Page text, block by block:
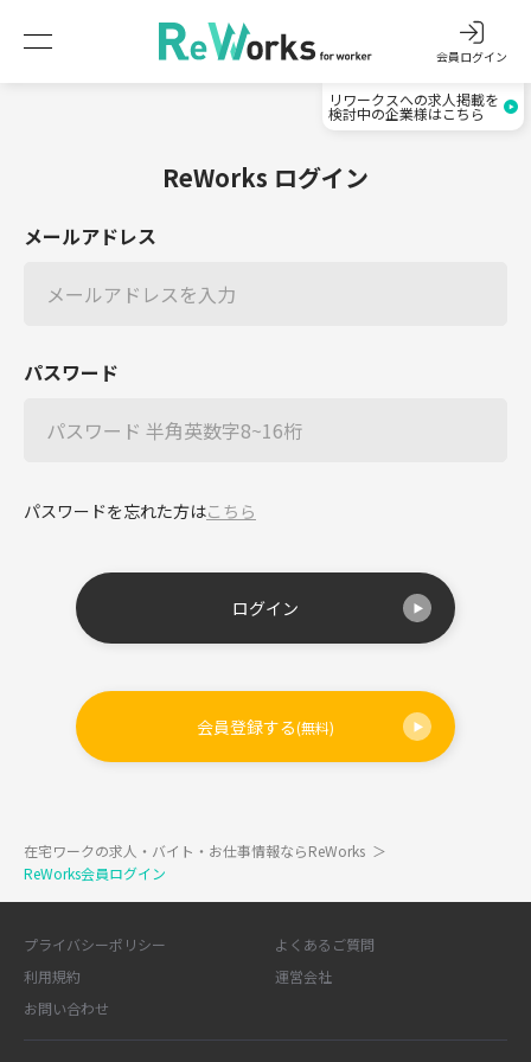
会員ログイン
リワークスへの求人掲載を
検討中の企業様はこちら
ReWorks ログイン
メールアドレス
パスワード
パスワードを忘れた方はこちら
ログイン
会員登録する(無料)
在宅ワークの求人・バイト・お仕事情報ならReWorks ＞
ReWorks会員ログイン
プライバシーポリシー
よくあるご質問
利用規約
運営会社
お問い合わせ